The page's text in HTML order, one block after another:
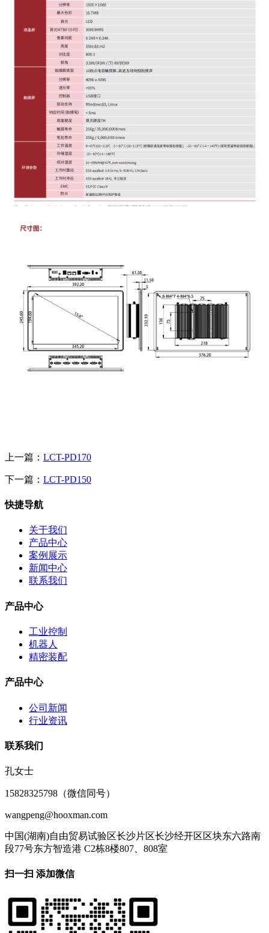
上一篇： LCT-PD170
下一篇： LCT-PD150
快捷导航
关于我们
产品中心
案例展示
新闻中心
联系我们
产品中心
工业控制
机器人
精密装配
产品中心
公司新闻
行业资讯
联系我们
孔女士
15828325798（微信同号）
wangpeng@hooxman.com
中国(湖南)自由贸易试验区长沙片区长沙经开区区块东六路南
段77号东方智造港 C2栋8楼807、808室
扫一扫 添加微信